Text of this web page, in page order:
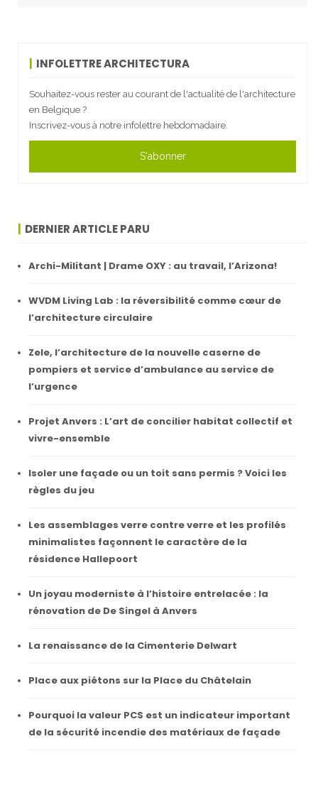
INFOLETTRE ARCHITECTURA
Souhaitez-vous rester au courant de l'actualité de l'architecture
en Belgique ?
Inscrivez-vous à notre infolettre hebdomadaire.
S'abonner
DERNIER ARTICLE PARU
Archi-Militant | Drame OXY : au travail, l’Arizona!
WVDM Living Lab : la réversibilité comme cœur de
l’architecture circulaire
Zele, l’architecture de la nouvelle caserne de
pompiers et service d’ambulance au service de
l’urgence
Projet Anvers : L’art de concilier habitat collectif et
vivre-ensemble
Isoler une façade ou un toit sans permis ? Voici les
règles du jeu
Les assemblages verre contre verre et les profilés
minimalistes façonnent le caractère de la
résidence Hallepoort
Un joyau moderniste à l’histoire entrelacée : la
rénovation de De Singel à Anvers
La renaissance de la Cimenterie Delwart
Place aux piétons sur la Place du Châtelain
Pourquoi la valeur PCS est un indicateur important
de la sécurité incendie des matériaux de façade